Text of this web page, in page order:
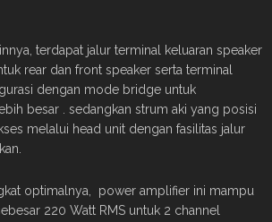
terdapat jalur terminal keluaran speaker
rear dan front speaker serta terminal
dengan mode bridge untuk
besar . sedangkan strum aki yang posisi
melalui head unit dengan fasilitas jalur
optimalnya, power amplifier ini mampu
220 Watt RMS untuk 2 channel